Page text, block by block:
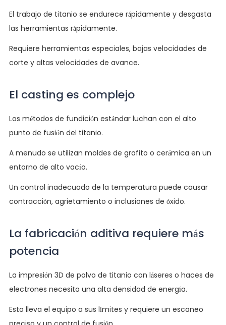
El trabajo de titanio se endurece rápidamente y desgasta
las herramientas rápidamente.
Requiere herramientas especiales, bajas velocidades de
corte y altas velocidades de avance.
El casting es complejo
Los métodos de fundición estándar luchan con el alto
punto de fusión del titanio.
A menudo se utilizan moldes de grafito o cerámica en un
entorno de alto vacío.
Un control inadecuado de la temperatura puede causar
contracción, agrietamiento o inclusiones de óxido.
La fabricación aditiva requiere más
potencia
La impresión 3D de polvo de titanio con láseres o haces de
electrones necesita una alta densidad de energía.
Esto lleva el equipo a sus límites y requiere un escaneo